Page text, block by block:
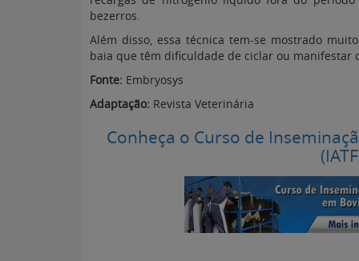
bezerros.
Além disso, essa técnica tem-se mostrado
baia que têm dificuldade de ciclar ou
Fonte: Embryosys
Adaptação: Revista Veterinária
Conheça o Curso de